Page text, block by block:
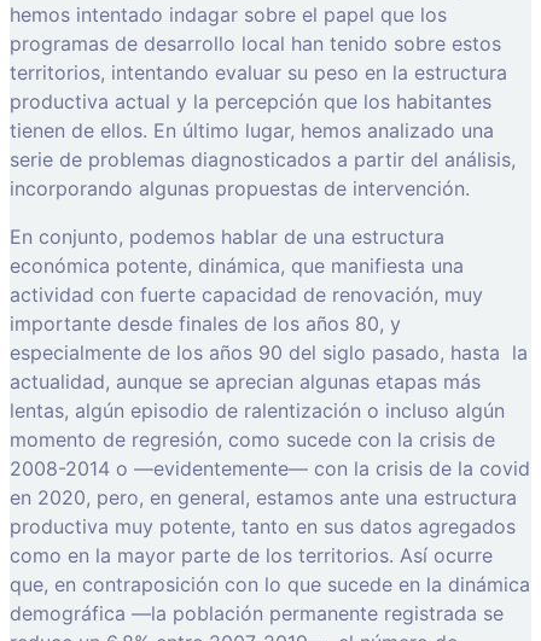
hemos intentado indagar sobre el papel que los
programas de desarrollo local han tenido sobre estos
territorios, intentando evaluar su peso en la estructura
productiva actual y la percepción que los habitantes
tienen de ellos. En último lugar, hemos analizado una
serie de problemas diagnosticados a partir del análisis,
incorporando algunas propuestas de intervención.
En conjunto, podemos hablar de una estructura
económica potente, dinámica, que manifiesta una
actividad con fuerte capacidad de renovación, muy
importante desde finales de los años 80, y
especialmente de los años 90 del siglo pasado, hasta la
actualidad, aunque se aprecian algunas etapas más
lentas, algún episodio de ralentización o incluso algún
momento de regresión, como sucede con la crisis de
2008-2014 o —evidentemente— con la crisis de la covid
en 2020, pero, en general, estamos ante una estructura
productiva muy potente, tanto en sus datos agregados
como en la mayor parte de los territorios. Así ocurre
que, en contraposición con lo que sucede en la dinámica
demográfica —la población permanente registrada se